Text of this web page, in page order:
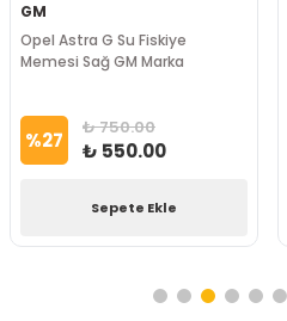
GM
Opel Astra G Su Fiskiye
Memesi Sağ GM Marka
%27 ₺ 750.00
₺ 550.00
Sepete Ekle